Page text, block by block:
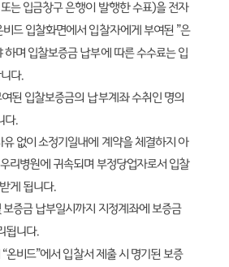
는 입금창구 은행이 발행한 수표)을 전자
비드 입찰화면에서 입찰자에게 부여된 ”은
며 입찰보증금 납부에 따른 수수료는 입
다.
된 입찰보증금의 납부계좌 수취인 명의
다.
없이 소정기일내에 계약을 체결하지 아
리병원에 귀속되며 부정당업자로서 입찰
게 됩니다.
증금 납부일시까지 지정계좌에 보증금
됩니다.
“온비드”에서 입찰서 제출 시 명기된 보증